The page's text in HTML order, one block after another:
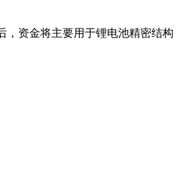
，资金将主要用于锂电池精密结构